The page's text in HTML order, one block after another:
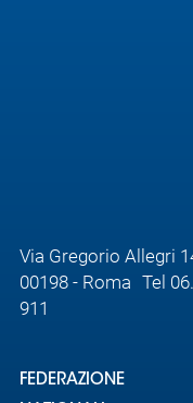
Via Gregorio Allegri
00198 - Roma Tel
911
FEDERAZIONE